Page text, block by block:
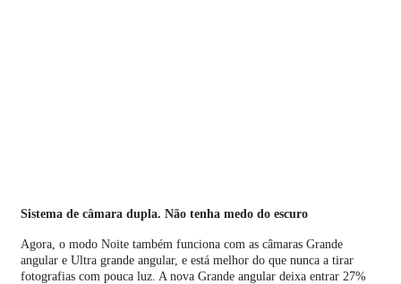
Sistema de câmara dupla. Não tenha medo do escuro
Agora, o modo Noite também funciona com as câmaras Grande
angular e Ultra grande angular, e está melhor do que nunca a tirar
fotografias com pouca luz. A nova Grande angular deixa entrar 27%